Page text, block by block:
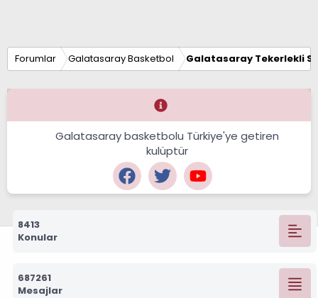
Forumlar Galatasaray Basketbol Galatasaray Tekerlekli
Galatasaray basketbolu Türkiye'ye getiren
kulüptür
8413
Konular
687261
Mesajlar